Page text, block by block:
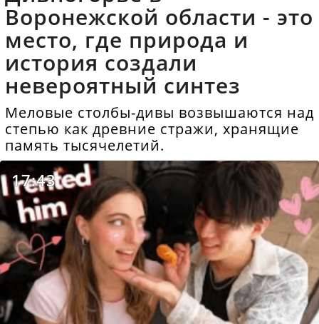
Воронежской области - это
место, где природа и
история создали
невероятный синтез
Меловые столбы-дивы возвышаются над
степью как древние стражи, хранящие
память тысячелетий.
17:43